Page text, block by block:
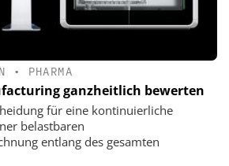
• PHARMA
ganzheitlich bewerten
für eine kontinuierliche
belastbaren
entlang des gesamten